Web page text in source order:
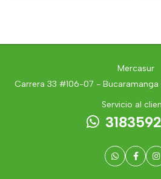
Mercasur
Carrera 33 #106-07 -
Servicio al